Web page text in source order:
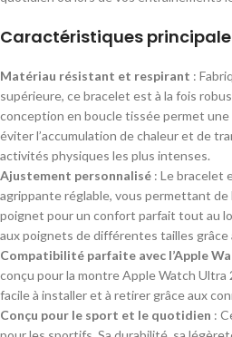
Caractéristiques
Matériau résistant et respirant :
supérieure, ce bracelet est à la fois
conception en boucle tissée permet
éviter l’accumulation de chaleur et de
activités physiques les plus intenses.
Ajustement personnalisé : Le bracelet
agrippante réglable, vous permettant de
poignet pour un confort parfait tout au
aux poignets de différentes tailles grâce
Compatibilité parfaite avec l’Apple
conçu pour la montre Apple Watch
facile à installer et à retirer grâce aux
Conçu pour le sport et le quotidien :